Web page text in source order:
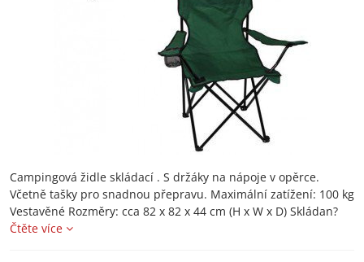
Campingová židle skládací . S držáky na nápoje v opěrce.
Včetně tašky pro snadnou přepravu. Maximální zatížení: 100 kg
Vestavěné Rozměry: cca 82 x 82 x 44 cm (H x W x D) Skládan?
Čtěte více